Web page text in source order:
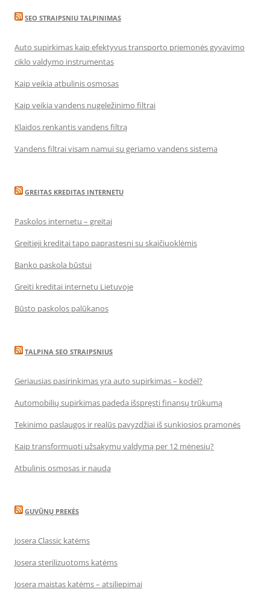
SEO STRAIPSNIU TALPINIMAS
Auto supirkimas kaip efektyvus transporto priemonės gyvavimo
ciklo valdymo instrumentas
Kaip veikia atbulinis osmosas
Kaip veikia vandens nugeležinimo filtrai
Klaidos renkantis vandens filtrą
Vandens filtrai visam namui su geriamo vandens sistema
GREITAS KREDITAS INTERNETU
Paskolos internetu – greitai
Greitieji kreditai tapo paprastesni su skaičiuoklėmis
Banko paskola būstui
Greiti kreditai internetu Lietuvoje
Būsto paskolos palūkanos
TALPINA SEO STRAIPSNIUS
Geriausias pasirinkimas yra auto supirkimas – kodėl?
Automobilių supirkimas padeda išspręsti finansų trūkumą
Tekinimo paslaugos ir realūs pavyzdžiai iš sunkiosios pramonės
Kaip transformuoti užsakymų valdymą per 12 mėnesių?
Atbulinis osmosas ir nauda
GUVŪNŲ PREKĖS
Josera Classic katėms
Josera sterilizuotoms katėms
Josera maistas katėms – atsiliepimai